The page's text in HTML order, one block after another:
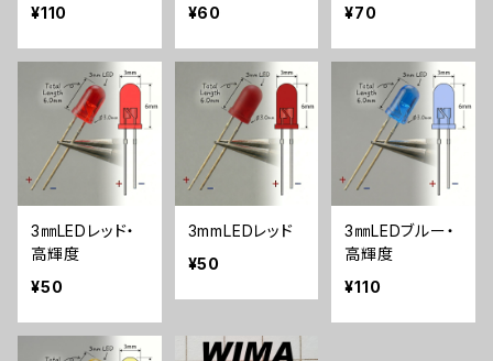
¥110
¥60
¥70
3㎜LEDレッド・
高輝度
¥50
3mmLEDレッド
¥50
3㎜LEDブルー・
高輝度
¥110